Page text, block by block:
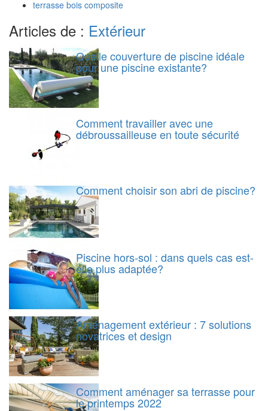
terrasse bois composite
Articles de : Extérieur
Quelle couverture de piscine idéale
pour une piscine existante?
Comment travailler avec une
débroussailleuse en toute sécurité
Comment choisir son abri de piscine?
Piscine hors-sol : dans quels cas est-
elle plus adaptée?
Aménagement extérieur : 7 solutions
novatrices et design
Comment aménager sa terrasse pour
le printemps 2022